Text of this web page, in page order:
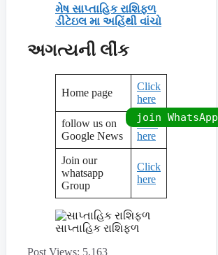
મેષ સાપ્તાહિક રાશિફળ
ડીટેઇલ મા અહિંથી વાંચો
અગત્યની લીંક
Home page
Click
here
follow us on
Google News
click
here
Join our
whatsapp
Group
Click
here
સાપ્તાહિક રાશિફળ
Post Views: 5,163